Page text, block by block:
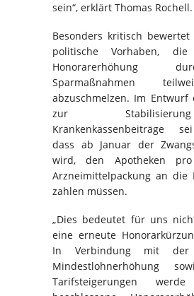
sein“, erklärt Thomas Rochell.
Besonders kritisch bewertet
politische Vorhaben, die
Honorarerhöhung
Sparmaßnahmen
abzuschmelzen. Im Entwurf
zur
Krankenkassenbeiträge
dass ab Januar der
wird, den Apotheken pro
Arzneimittelpackung an die
zahlen müssen.
„Dies bedeutet für uns
eine erneute
In Verbindung mit der
Mindestlohnerhöhung
Tarifsteigerungen